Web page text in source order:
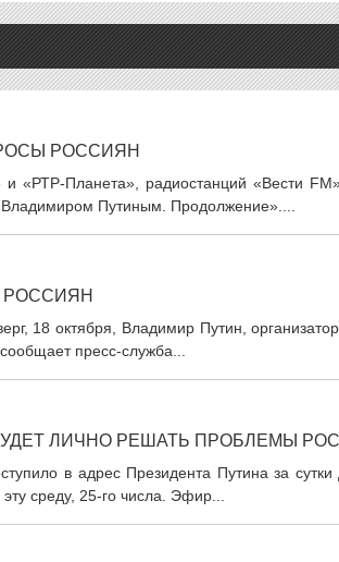
РОССИЯН
«РТР-Планета», радиостанций «Вести
Владимиром Путиным. Продолжение»....
РОССИЯН
18 октября, Владимир Путин,
пресс-служба...
ЛИЧНО РЕШАТЬ ПРОБЛЕМЫ
в адрес Президента Путина за
среду, 25-го числа. Эфир...